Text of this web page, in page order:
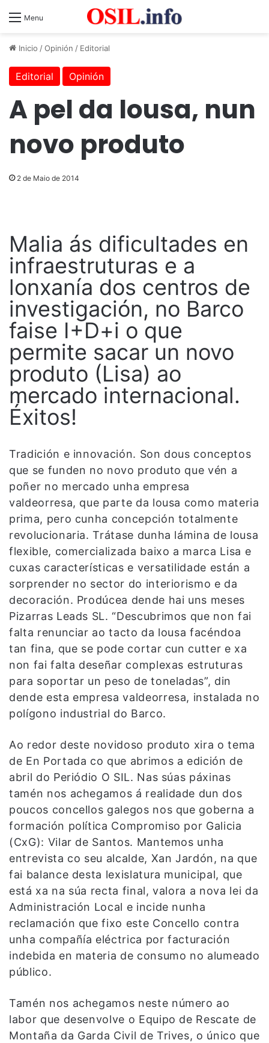
Menu
Inicio /Opinión / Editorial
Editorial Opinión
A pel da lousa, nun
novo produto
2 de Maio de 2014
Malia ás dificultades en
infraestruturas e a
lonxanía dos centros de
investigación, no Barco
faise I+D+i o que
permite sacar un novo
produto (Lisa) ao
mercado internacional.
Éxitos!
Tradición e innovación. Son dous conceptos
que se funden no novo produto que vén a
poñer no mercado unha empresa
valdeorresa, que parte da lousa como materia
prima, pero cunha concepción totalmente
revolucionaria. Trátase dunha lámina de lousa
flexible, comercializada baixo a marca Lisa e
cuxas características e versatilidade están a
sorprender no sector do interiorismo e da
decoración. Prodúcea dende hai uns meses
Pizarras Leads SL. “Descubrimos que non fai
falta renunciar ao tacto da lousa facéndoa
tan fina, que se pode cortar cun cutter e xa
non fai falta deseñar complexas estruturas
para soportar un peso de toneladas”, din
dende esta empresa valdeorresa, instalada no
polígono industrial do Barco.
Ao redor deste novidoso produto xira o tema
de En Portada co que abrimos a edición de
abril do Periódio O SIL. Nas súas páxinas
tamén nos achegamos á realidade dun dos
poucos concellos galegos nos que goberna a
formación política Compromiso por Galicia
(CxG): Vilar de Santos. Mantemos unha
entrevista co seu alcalde, Xan Jardón, na que
fai balance desta lexislatura municipal, que
está xa na súa recta final, valora a nova lei da
Administración Local e incide nunha
reclamación que fixo este Concello contra
unha compañía eléctrica por facturación
indebida en materia de consumo no alumeado
público.
Tamén nos achegamos neste número ao
labor que desenvolve o Equipo de Rescate de
Montaña da Garda Civil de Trives, o único que